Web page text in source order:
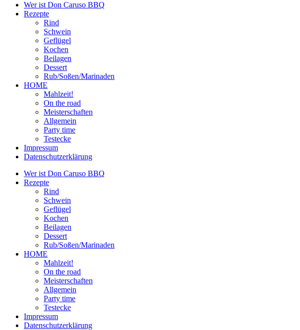
Wer ist Don Caruso BBQ
Rezepte
Rind
Schwein
Geflügel
Kochen
Beilagen
Dessert
Rub/Soßen/Marinaden
HOME
Mahlzeit!
On the road
Meisterschaften
Allgemein
Party time
Testecke
Impressum
Datenschutzerklärung
Wer ist Don Caruso BBQ
Rezepte
Rind
Schwein
Geflügel
Kochen
Beilagen
Dessert
Rub/Soßen/Marinaden
HOME
Mahlzeit!
On the road
Meisterschaften
Allgemein
Party time
Testecke
Impressum
Datenschutzerklärung